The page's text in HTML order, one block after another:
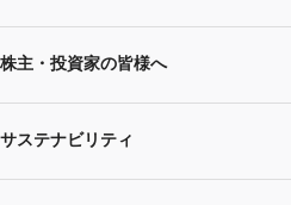
SUBARUのありたい姿
SUBARU 2025方針
ニュースルームトップ
ニュースリリース
株主・投資家の皆様へ
株主・投資家の皆様へトップ
サステナビリティ